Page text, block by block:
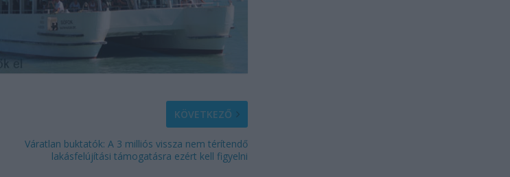
KÖVETKEZŐ
Váratlan buktatók: A 3 milliós vissza nem térítendő
lakásfelújítási támogatásra ezért kell figyelni